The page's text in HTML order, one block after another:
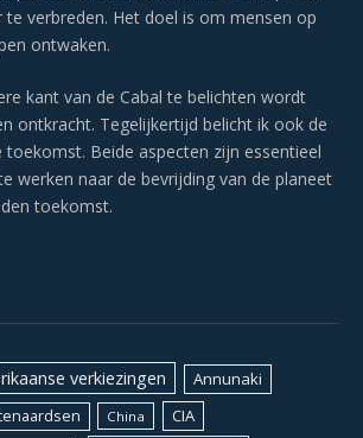
verbreden. Het doel is om mensen op
ontwaken.
kant van de Cabal te belichten wordt
ontkracht. Tegelijkertijd belicht ik ook de
Beide aspecten zijn essentieel
werken naar de bevrijding van de planeet
toekomst.
verkiezingen Annunaki
China CIA